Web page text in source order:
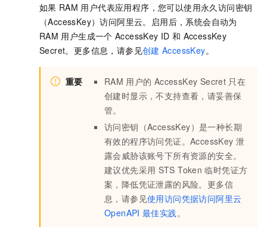
如果 RAM 用户代表应用程序，您可以使用永久访问密钥
（AccessKey）访问阿里云。启用后，系统会自动为
RAM 用户生成一个 AccessKey ID 和 AccessKey
Secret。更多信息，请参见创建 AccessKey。
重要 RAM 用户的 AccessKey Secret 只在
创建时显示，不支持查看，请妥善保
管。
访问密钥（AccessKey）是一种长期
有效的程序访问凭证。AccessKey 泄
露会威胁该账号下所有资源的安全。
建议优先采用 STS Token 临时凭证方
案，降低凭证泄露的风险。更多信
息，请参见使用访问凭据访问阿里云
OpenAPI 最佳实践。